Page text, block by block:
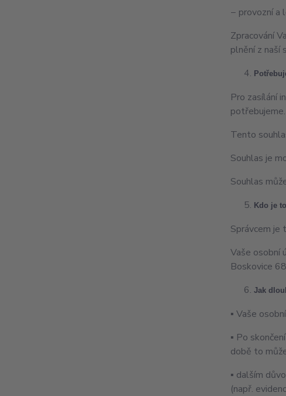
− provozní a
Zpracování
plnění z naší
Pro zasílání
potřebujeme.
Tento
Souhlas je
Souhlas
Kdo je
Správcem je
Vaše osobní
Boskovice
Jak
▪ Vaše
▪ Po
době to
▪ dalším
(např.